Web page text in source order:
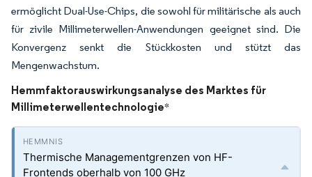
ermöglicht Dual-Use-Chips, die sowohl für militärische als auch
für zivile Millimeterwellen-Anwendungen geeignet sind. Die
Konvergenz senkt die Stückkosten und stützt das
Mengenwachstum.
Hemmfaktorauswirkungsanalyse des Marktes für
Millimeterwellentechnologie*
Thermische Managementgrenzen von HF-
Frontends oberhalb von 100 GHz